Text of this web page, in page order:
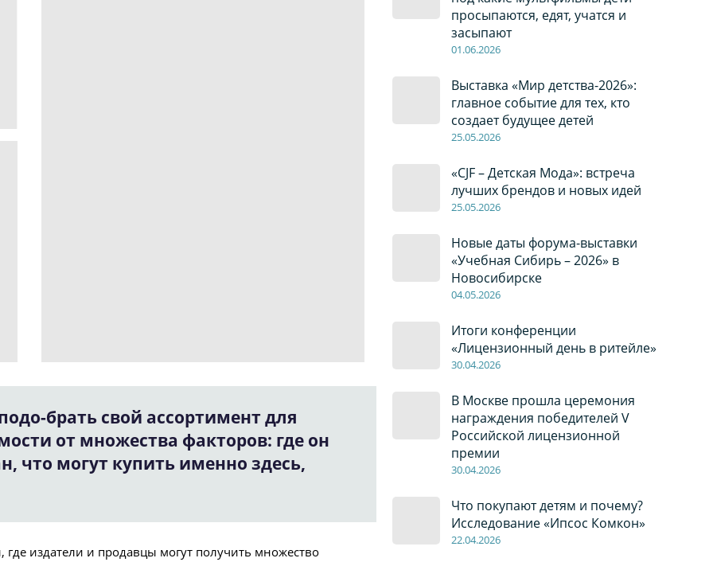
просыпаются, едят, учатся и
засыпают
01.06.2026
Выставка «Мир детства-2026»:
главное событие для тех, кто
создает будущее детей
25.05.2026
«CJF – Детская Мода»: встреча
лучших брендов и новых идей
25.05.2026
Новые даты форума-выставки
«Учебная Сибирь – 2026» в
Новосибирске
04.05.2026
Итоги конференции
«Лицензионный день в ритейле»
30.04.2026
В Москве прошла церемония
награждения победителей V
Российской лицензионной
премии
30.04.2026
Что покупают детям и почему?
Исследование «Ипсос Комкон»
22.04.2026
брать свой ассортимент для
от множества факторов: где он
что могут купить именно здесь,
издатели и продавцы могут получить множество